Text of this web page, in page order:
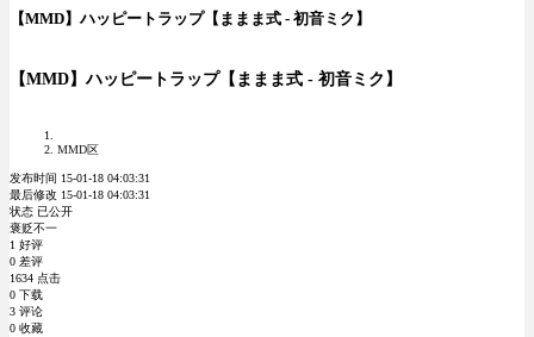
【MMD】ハッピートラップ【ままま式 - 初音ミク】
【MMD】ハッピートラップ【ままま式 - 初音ミク】
MMD区
发布时间 15-01-18 04:03:31
最后修改 15-01-18 04:03:31
状态 已公开
褒贬不一
1 好评
0 差评
1634 点击
0 下载
3 评论
0 收藏